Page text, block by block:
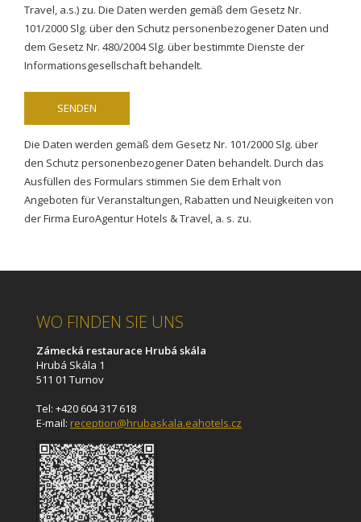
Travel, a.s.) zu. Die Daten werden gemäß dem Gesetz Nr.
101/2000 Slg. über den Schutz personenbezogener Daten und
dem Gesetz Nr. 480/2004 Slg. über bestimmte Dienste der
Informationsgesellschaft behandelt.
Die Daten werden gemäß dem Gesetz Nr. 101/2000 Slg. über
den Schutz personenbezogener Daten behandelt. Durch das
Ausfüllen des Formulars stimmen Sie dem Erhalt von
Angeboten für Veranstaltungen, Rabatten und Neuigkeiten von
der Firma EuroAgentur Hotels & Travel, a. s. zu.
WO FINDEN SIE UNS
Zámecká restaurace Hrubá skála
Hrubá Skála 1
511 01 Turnov
Tel: +420 604 317 618
E-mail: reception@hrubaskala.eahotels.cz